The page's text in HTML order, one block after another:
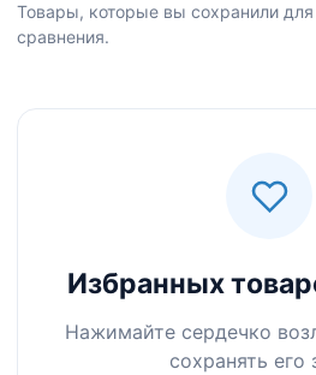
Товары, которые вы сохранили
сравнения.
Избранных
Нажимайте сердечко
сохранять его